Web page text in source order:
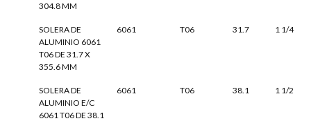
304.8 MM
SOLERA DE
ALUMINIO 6061
T06 DE 31.7 X
355.6 MM
6061 T06 31.7 1 1/4
SOLERA DE
ALUMINIO E/C
6061 T06 DE 38.1
6061 T06 38.1 1 1/2